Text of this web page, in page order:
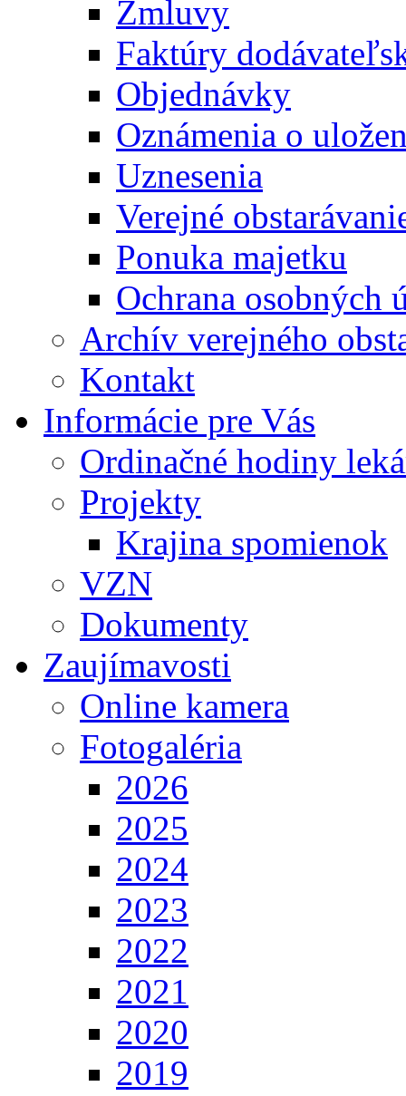
Zmluvy
Faktúry
Objednávky
Oznámenia o
Uznesenia
Verejné
Ponuka majetku
Ochrana osobných
Archív verejného
Kontakt
Informácie pre Vás
Ordinačné hodiny
Projekty
Krajina spomienok
VZN
Dokumenty
Zaujímavosti
Online kamera
Fotogaléria
2026
2025
2024
2023
2022
2021
2020
2019